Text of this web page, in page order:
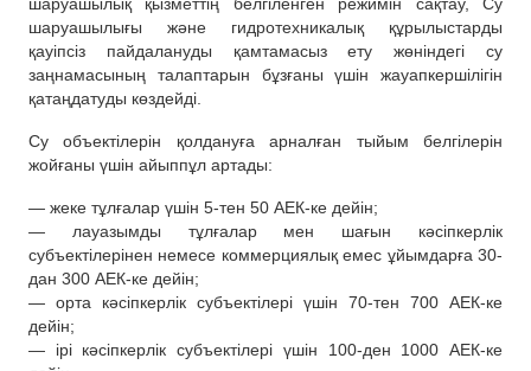
шаруашылық қызметтің белгіленген режимін сақтау, Су
шаруашылығы және гидротехникалық құрылыстарды
қауіпсіз пайдалануды қамтамасыз ету жөніндегі су
заңнамасының талаптарын бұзғаны үшін жауапкершілігін
қатаңдатуды көздейді.
Су объектілерін қолдануға арналған тыйым белгілерін
жойғаны үшін айыппұл артады:
— жеке тұлғалар үшін 5-тен 50 АЕК-ке дейін;
— лауазымды тұлғалар мен шағын кәсіпкерлік
субъектілерінен немесе коммерциялық емес ұйымдарға 30-
дан 300 АЕК-ке дейін;
— орта кәсіпкерлік субъектілері үшін 70-тен 700 АЕК-ке
дейін;
— ірі кәсіпкерлік субъектілері үшін 100-ден 1000 АЕК-ке